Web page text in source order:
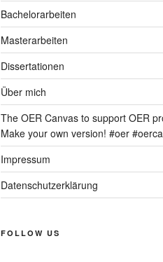
Bachelorarbeiten
Masterarbeiten
Dissertationen
Über mich
The OER Canvas to support OER
Make your own version! #oer
Impressum
Datenschutzerklärung
FOLLOW US